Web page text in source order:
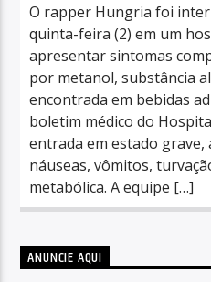
O rapper Hungria foi
quinta-feira (2) em um
apresentar sintomas
por metanol, substância
encontrada em bebidas
boletim médico do
entrada em estado
náuseas, vômitos,
metabólica. A equipe […]
ANUNCIE AQUI